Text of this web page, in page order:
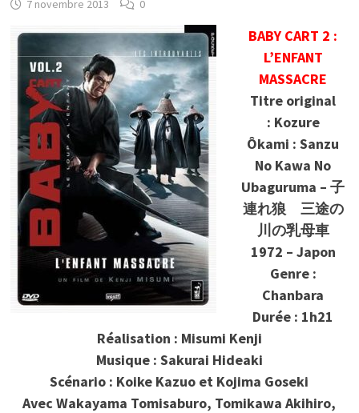
7 novembre 2013 0
BABY CART 2 :
L’ENFANT
MASSACRE
Titre original
: Kozure
Ôkami : Sanzu
No Kawa No
Ubaguruma – 子
連れ狼 三途の
川の乳母車
1972 – Japon
Genre :
Chanbara
Durée : 1h21
Réalisation : Misumi Kenji
Musique : Sakurai Hideaki
Scénario : Koike Kazuo et Kojima Goseki
Avec Wakayama Tomisaburo, Tomikawa Akihiro,